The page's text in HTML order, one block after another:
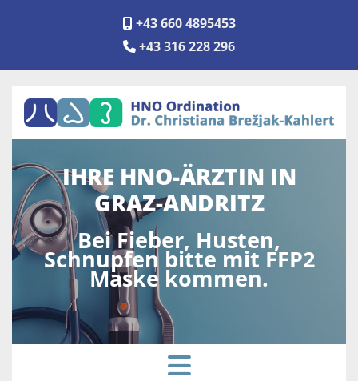
+43 660 4895453
 +43 316 228 296
IHRE HNO-ÄRZTIN IN
GRAZ-ANDRITZ
Bei Fieber, Husten,
Schnupfen bitte mit FFP2
Maske kommen.